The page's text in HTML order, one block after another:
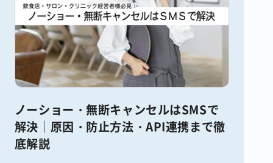
ノーショー・無断キャンセルはSMSで
解決｜原因・防止方法・API連携まで徹
底解説